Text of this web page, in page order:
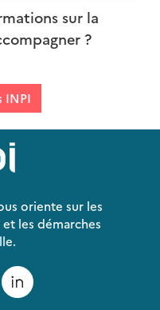
sur la
?
INPI
oriente sur les
les démarches